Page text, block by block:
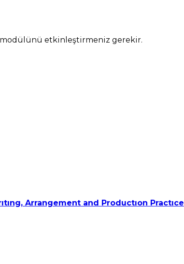
etkinleştirmeniz gerekir.
Arrangement and Productıon Practıce